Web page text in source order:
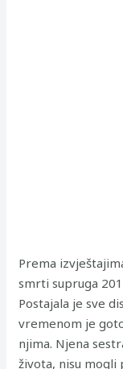
Prema
smrti supruga
Postajala je sve
vremenom je
njima. Njena
života, nisu mogli